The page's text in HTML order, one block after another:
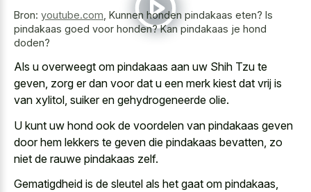
Bron: youtube.com Kunnen honden pindakaas eten? Is
pindakaas goed voor honden? Kan pindakaas je hond
doden?
Als u overweegt om pindakaas aan uw Shih Tzu te
geven, zorg er dan voor dat u een merk kiest dat vrij is
van xylitol, suiker en gehydrogeneerde olie.
U kunt uw hond ook de voordelen van pindakaas geven
door hem lekkers te geven die pindakaas bevatten, zo
niet de rauwe pindakaas zelf.
Gematigdheid is de sleutel als het gaat om pindakaas,